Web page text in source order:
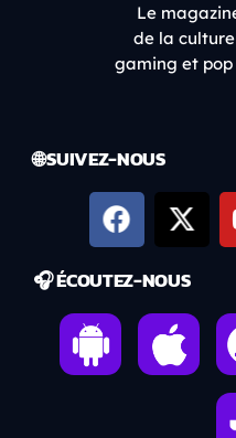
Le
de la
gaming et
🌐 SUIVEZ-NOUS
🎧 ÉCOUTEZ-NOUS